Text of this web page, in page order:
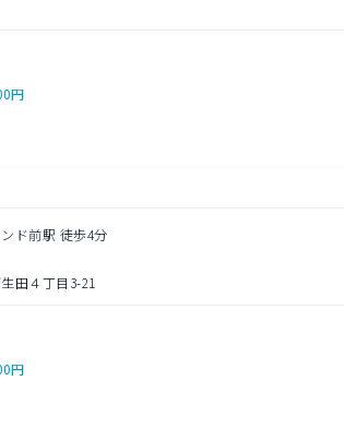
円
ド前駅 徒歩4分
田４丁目3-21
円